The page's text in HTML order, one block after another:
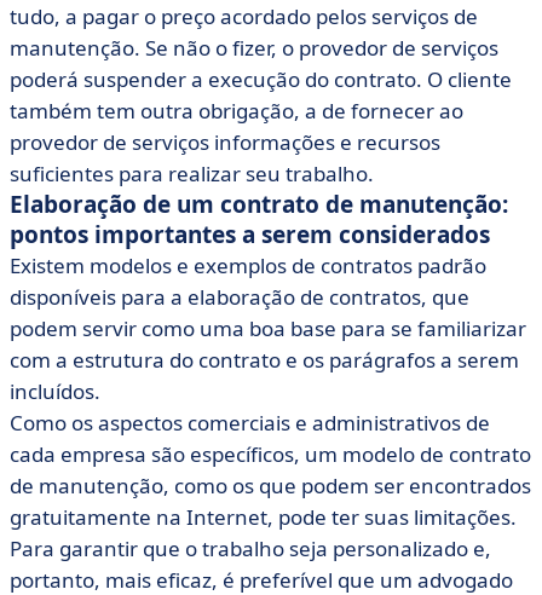
tudo, a pagar o preço acordado pelos serviços de
manutenção. Se não o fizer, o provedor de serviços
poderá suspender a execução do contrato. O cliente
também tem outra obrigação, a de fornecer ao
provedor de serviços informações e recursos
suficientes para realizar seu trabalho.
Elaboração de um contrato de manutenção:
pontos importantes a serem considerados
Existem modelos e exemplos de contratos padrão
disponíveis para a elaboração de contratos, que
podem servir como uma boa base para se familiarizar
com a estrutura do contrato e os parágrafos a serem
incluídos.
Como os aspectos comerciais e administrativos de
cada empresa são específicos, um modelo de contrato
de manutenção, como os que podem ser encontrados
gratuitamente na Internet, pode ter suas limitações.
Para garantir que o trabalho seja personalizado e,
portanto, mais eficaz, é preferível que um advogado